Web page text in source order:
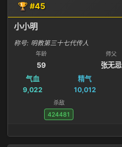
🏆 #45
小小明
称号: 明教第三十七代传人
年龄
59
师父
张无忌
气血
9,022
精气
10,012
杀敌
424481